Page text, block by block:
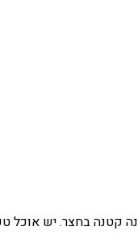
קטנה בחצר. יש אוכל